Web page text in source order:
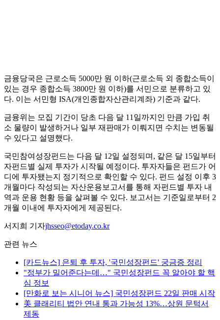
금융당국은 근로소득 5000만 원 이하(근로소득 외 종합소득이
있는 경우 종합소득 3800만 원 이하)를 서민으로 분류하고 있
다. 이는 서민형 ISA(개인종합자산관리계좌) 기준과 같다.
금융위는 모집 기간이 당초 다음 달 11일까지인 만큼 가입 취
소 물량이 발생하거나 일부 재판매가 이뤄지면 수치는 변동될
수 있다고 설명했다.
국민참여성장펀드는 다음 달 12일 설정되며, 같은 달 15일부터
자펀드별 실제 투자가 시작될 예정이다. 투자자들은 펀드가 어
디에 투자됐는지 정기적으로 확인할 수 있다. 펀드 설정 이후 3
개월마다 작성되는 자산운용보고서를 통해 자펀드별 투자 내
역과 운용 현황 등을 살펴볼 수 있다. 보고서는 기준일로부터 2
개월 이내에 투자자에게 제공된다.
서지희 기자jhsseo@etoday.co.kr
관련 뉴스
[카드뉴스] 은퇴 후 투자, '국민성장펀드' 궁금증 정리
"정부가 밀어준다는데…" 국민성장펀드 꼭 알아야 할 핵
심 정보
[만화로 보는 시니어 뉴스] 국민성장펀드 22일 판매 시작
美 클래리티 법안 연내 통과 가능성 13%…상원 문턱서
제동